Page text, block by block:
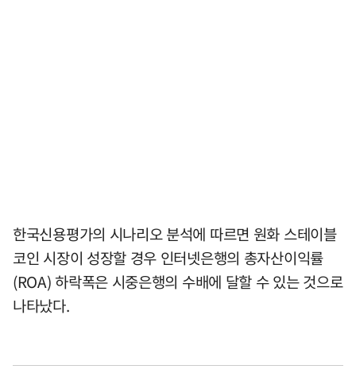
한국신용평가의 시나리오 분석에 따르면 원화 스테이블
코인 시장이 성장할 경우 인터넷은행의 총자산이익률
(ROA) 하락폭은 시중은행의 수배에 달할 수 있는 것으로
나타났다.